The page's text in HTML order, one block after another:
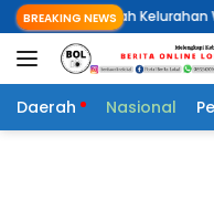
Langsung
ke
konten
BREAKING NEWS
Kelurahan Wawali
Daerah Nasional